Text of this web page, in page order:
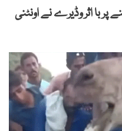
با اثر وڈیرے نے اونٹنی